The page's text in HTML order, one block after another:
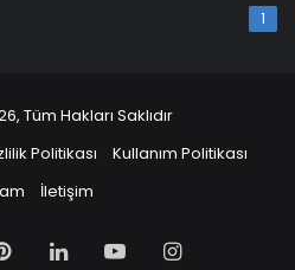
1
Tüm Hakları Saklıdır
Politikası
Kullanım Politikası
İletişim
PinterestLinkedInYouTubeInstagram